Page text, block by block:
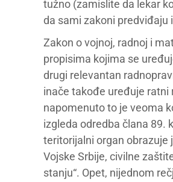
tužno (zamislite da lekar
da sami zakoni
Zakon o vojnoj, radnoj i
propisima kojima se
drugi relevantan
inače takođe uređuje ratni
napomenuto to je veoma
izgleda odredba člana 89.
teritorijalni organ obrazuje
Vojske Srbije, civilne
stanju“. Opet, nijednom